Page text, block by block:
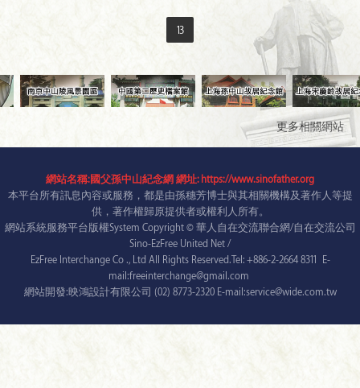
13
更多相關網站
網站名稱:國父孫中山紀念網 網址: https://www.sinofather.org
本平台所有訊息內容或服務，都是由孫穗芳博士與其相關機構及著作人等提
供，著作權歸原提供者或權利人所有。
網站系統服務平台版權System Copyright © 華人自在交流聯合網/自在交流公司
Sino-EzFree United Net /
EzFree Interchange Co ., Ltd All Rights Reserved.Tel: +886-2-2664 8311 E-
mail:freeinterchange@gmail.com
網站開發:映鴻設計有限公司 (02) 8773-2320 E-mail:service@wide.com.tw